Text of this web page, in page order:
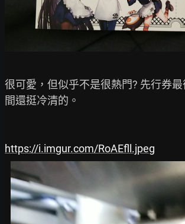
很可愛，但似乎不是很熱門? 先行券
間還挺冷清的。
https://i.imgur.com/RoAEfll.jpeg